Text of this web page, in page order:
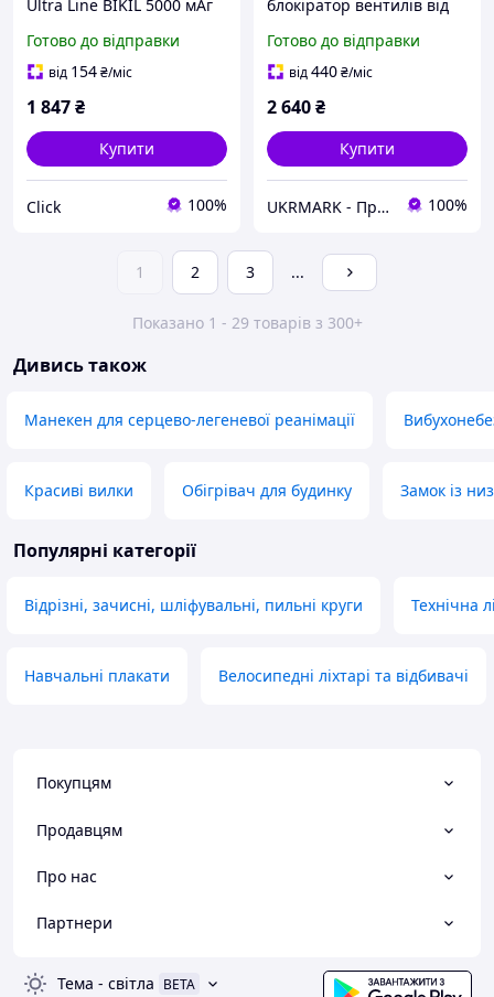
Ultra Line BIKIL 5000 мАг
світлодіодний світильник
для шосейн ЕMN_PS
Готово до відправки
від 154₴/міс
1 847₴
Купити
Click 100%
блокіратор вентилів від
Готово до відправки
від440₴/міс
2 640₴
Купити
UKRMARK - Принтери етикеток та наклейок, сканери штрих-кодів, усе для маркування 100%
1 2 3 ...
Показано 1 - 29 товарів з 300+
Дивись також
Манекен для серцево-легеневої реанімації
Красиві вилки Обігрівач для будинку Замок із
Популярні категорії
Відрізні, зачисні, шліфувальні, пильні круги Технічна
Навчальні плакати Велосипедні ліхтарі та відбивачі
Покупцям
Продавцям
Про нас
Партнери
Тема - світла BETA